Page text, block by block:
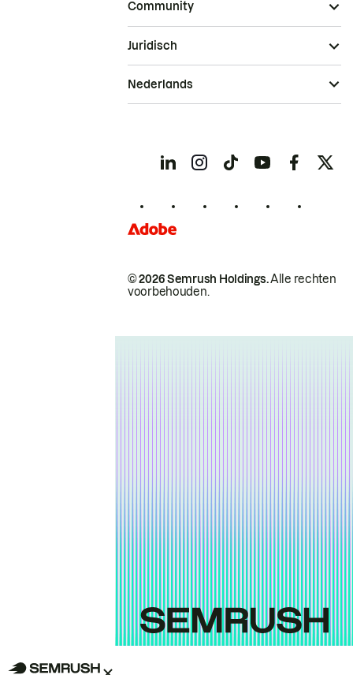
Community
© 2026 Semrush Holdings.Alle rechten
voorbehouden.
Juridisch
Nederlands